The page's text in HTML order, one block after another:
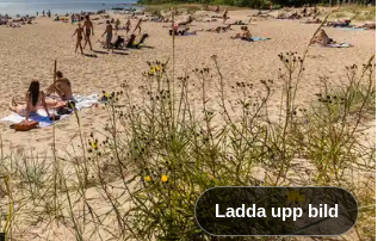
Ladda upp bild